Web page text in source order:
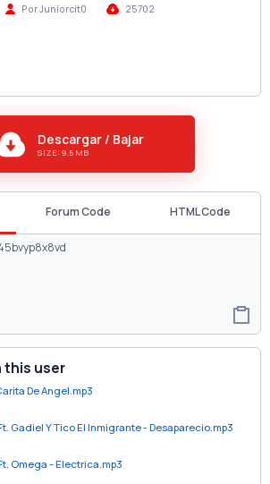
Por Juniorcit0
25702
Descargar / Bajar
SIZE: 9.5 MB
Forum Code HTML Code
this user
De Angel.mp3
Gadiel Y Tico El Inmigrante - Desaparecio.mp3
Omega - Electrica.mp3